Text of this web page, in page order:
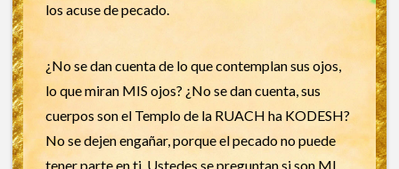
los acuse de pecado.
¿No se dan cuenta de lo que contemplan sus ojos,
lo que miran MIS ojos? ¿No se dan cuenta, sus
cuerpos son el Templo de la RUACH ha KODESH?
No se dejen engañar, porque el pecado no puede
tener parte en ti. Ustedes se preguntan si son MI